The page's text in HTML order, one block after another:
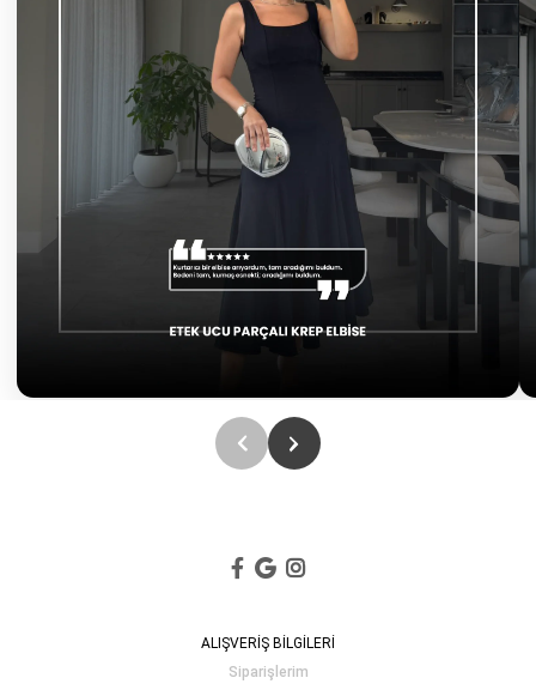
ALIŞVERİŞ BİLGİLERİ
Siparişlerim